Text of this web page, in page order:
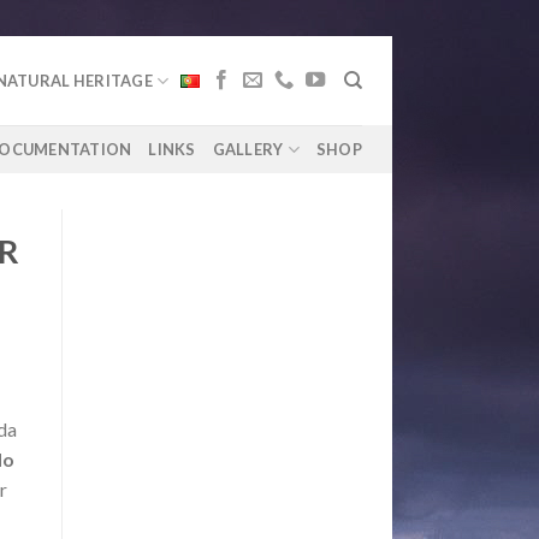
HERITAGE
LINKS GALLERY SHOP